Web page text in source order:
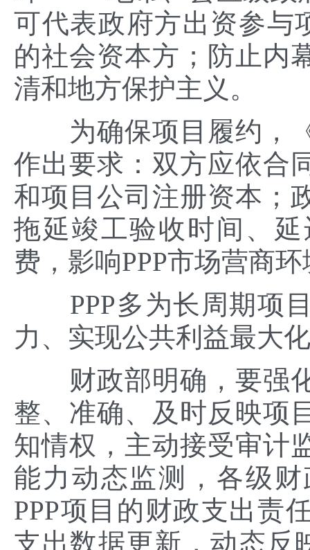
可代表政府方出资参与
的社会资本方；防止内
清和地方保护主义。
为确保项目履约，《
作出要求：双方应依合
和项目公司注册资本；
拖延竣工验收时间、
费，影响PPP市场营商
PPP多为长周期项目
力、实现公共利益最大
财政部明确，要强化
整、准确、及时反映项
知情权，主动接受审计
能力动态监测，各级
PPP项目的财政支出责
支出数据更新，动态反